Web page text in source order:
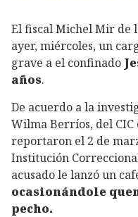
El fiscal Michel Mir de
ayer, miércoles, un
grave a el confinado
años.
De acuerdo a la
Wilma Berríos, del CIC
reportaron el 2 de
Institución
acusado le lanzó un
ocasionándole
pecho.